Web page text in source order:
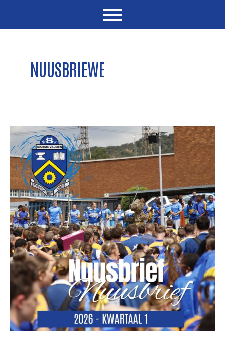
NUUSBRIEWE